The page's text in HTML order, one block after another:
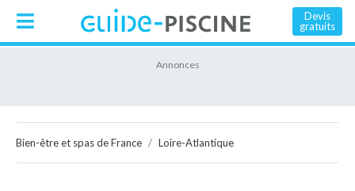
Devis
gratuits
Bien-être et spas de France Loire-Atlantique